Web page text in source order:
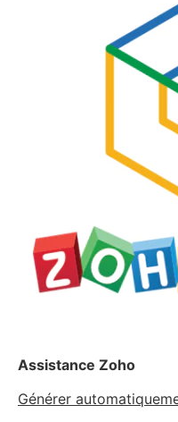
Assistance Zoho
Générer